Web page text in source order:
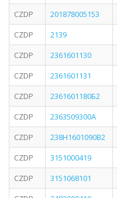
CZDP
201878005153
CZDP
2139
CZDP
2361601130
CZDP
2361601131
CZDP
2361601180Б2
CZDP
2363509300A
CZDP
238H1601090B2
CZDP
3151000419
CZDP
3151068101